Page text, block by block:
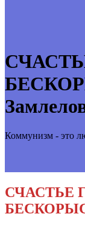
Коммунизм - это
СЧАСТЬЕ